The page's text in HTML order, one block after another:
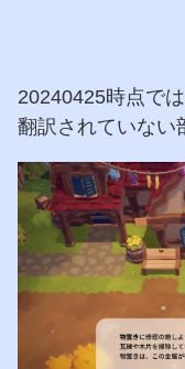
20240425時点で
翻訳されていない